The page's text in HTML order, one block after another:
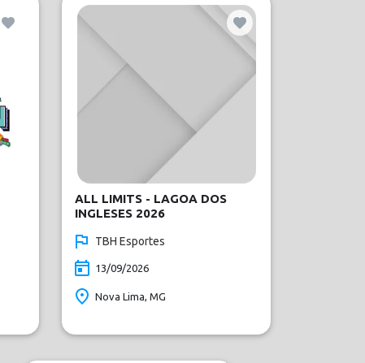
ALL LIMITS - LAGOA DOS
INGLESES 2026
TBH Esportes
13/09/2026
Nova Lima, MG